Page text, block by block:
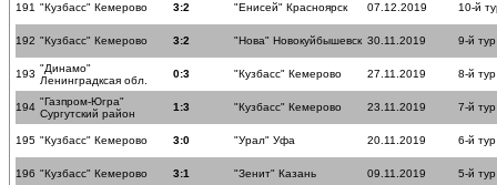
191 "Кузбасс" Кемерово 3:2 "Енисей" Красноярск 07.12.2019 10-й
192 "Кузбасс" Кемерово 3:2 "Нова" Новокуйбышевск 30.11.2019 9-й тур
193 "Динамо"
Ленинградксая обл.
0:3 "Кузбасс" Кемерово 27.11.2019 8-й тур
194 "Газпром-Югра"
Сургутский район
1:3 "Кузбасс" Кемерово 23.11.2019 7-й тур
195 "Кузбасс" Кемерово 3:0 "Урал" Уфа 20.11.2019 6-й тур
196 "Кузбасс" Кемерово 3:1 "Зенит" Казань 09.11.2019 5-й тур